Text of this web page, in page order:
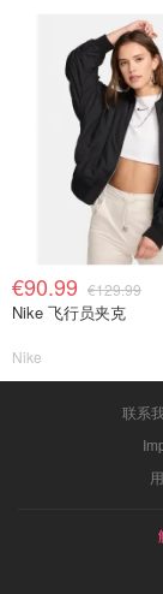
€90.99 €129.99
Nike 飞行员夹克
Nike
联系